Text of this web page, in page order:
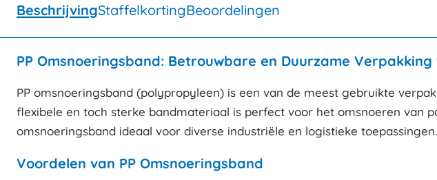
BeschrijvingStaffelkortingBeoordelingen
PP Omsnoeringsband: Betrouwbare en Duurzame Verpakking
PP omsnoeringsband (polypropyleen) is een van de meest gebruikte
flexibele en toch sterke bandmateriaal is perfect voor het omsnoeren van
omsnoeringsband ideaal voor diverse industriële en logistieke toepassingen.
Voordelen van PP Omsnoeringsband